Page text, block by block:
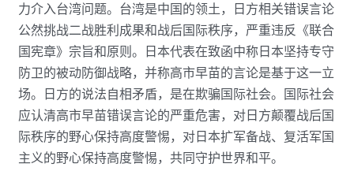
力介入台湾问题。台湾是中国的领土，日方相关错误言论
公然挑战二战胜利成果和战后国际秩序，严重违反《联合
国宪章》宗旨和原则。日本代表在致函中称日本坚持专守
防卫的被动防御战略，并称高市早苗的言论是基于这一立
场。日方的说法自相矛盾，是在欺骗国际社会。国际社会
应认清高市早苗错误言论的严重危害，对日方颠覆战后国
际秩序的野心保持高度警惕，对日本扩军备战、复活军国
主义的野心保持高度警惕，共同守护世界和平。